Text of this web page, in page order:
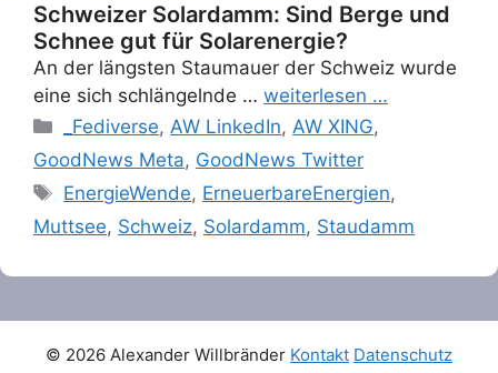
Schweizer Solardamm: Sind Berge und
Schnee gut für Solarenergie?
An der längsten Staumauer der Schweiz wurde
eine sich schlängelnde … weiterlesen …
Categories
_Fediverse,AW LinkedIn,AW XING,
GoodNews Meta, GoodNews Twitter
Tags
EnergieWende, ErneuerbareEnergien,
Muttsee, Schweiz, Solardamm, Staudamm
© 2026 Alexander Willbränder Kontakt Datenschutz